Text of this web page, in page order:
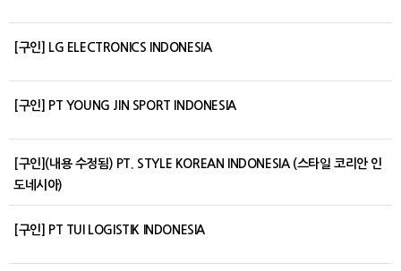
[구인] LG ELECTRONICS INDONESIA
[구인] PT YOUNG JIN SPORT INDONESIA
[구인](내용 수정됨) PT. STYLE KOREAN INDONESIA (스타일 코리안 인
도네시아)
[구인] PT TUI LOGISTIK INDONESIA